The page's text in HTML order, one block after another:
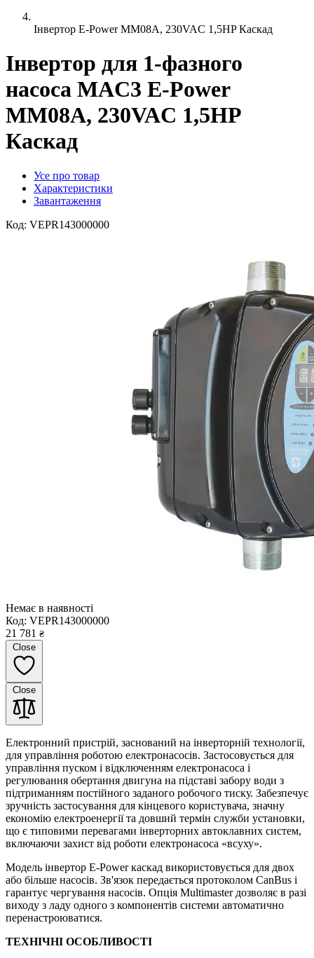
Інвертор E-Power MM08A, 230VAC 1,5HP Каскад
Інвертор для 1-фазного
насоса MAC3 E-Power
MM08A, 230VAC 1,5HP
Каскад
Усе про товар
Характеристики
Завантаження
Код: VEPR143000000
Немає в наявності
Код: VEPR143000000
21 781 ₴
Close
Close
Електронний пристрій, заснований на інверторній технології,
для управління роботою електронасосів. Застосовується для
управління пуском і відключенням електронасоса і
регулювання обертання двигуна на підставі забору води з
підтриманням постійного заданого робочого тиску. Забезпечує
зручність застосування для кінцевого користувача, значну
економію електроенергії та довший термін служби установки,
що є типовими перевагами інверторних автоклавних систем,
включаючи захист від роботи електронасоса «всуху».
Модель інвертор E-Power каскад використовується для двох
або більше насосів. Зв'язок передається протоколом CanBus і
гарантує чергування насосів. Опція Multimaster дозволяє в разі
виходу з ладу одного з компонентів системи автоматично
перенастроюватися.
ТЕХНІЧНІ ОСОБЛИВОСТІ